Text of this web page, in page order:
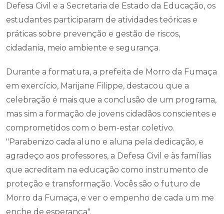
Defesa Civil e a Secretaria de Estado da Educação, os
estudantes participaram de atividades teóricas e
práticas sobre prevenção e gestão de riscos,
cidadania, meio ambiente e segurança.
Durante a formatura, a prefeita de Morro da Fumaça
em exercício, Marijane Filippe, destacou que a
celebração é mais que a conclusão de um programa,
mas sim a formação de jovens cidadãos conscientes e
comprometidos com o bem-estar coletivo.
"Parabenizo cada aluno e aluna pela dedicação, e
agradeço aos professores, a Defesa Civil e às famílias
que acreditam na educação como instrumento de
proteção e transformação. Vocês são o futuro de
Morro da Fumaça, e ver o empenho de cada um me
enche de esperança".